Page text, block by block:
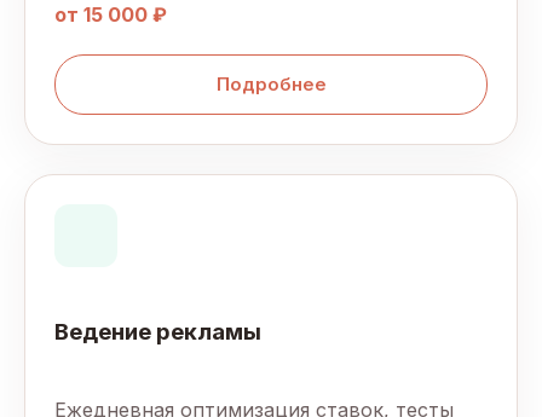
от 15 000 ₽
Подробнее
Ведение рекламы
Ежедневная оптимизация ставок, тесты